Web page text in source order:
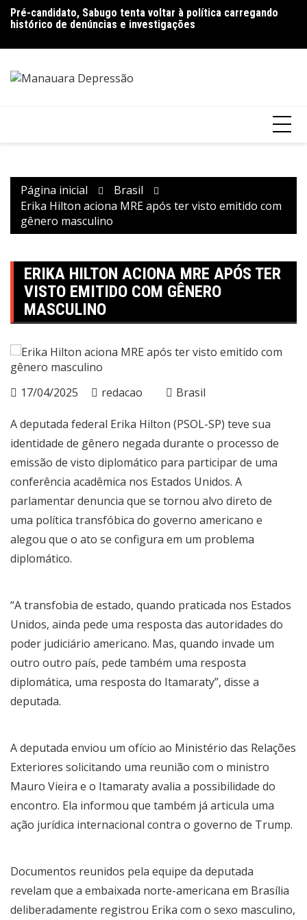
para
conteúdo
Pré-candidato, Sabugo tenta voltar à política carregando
histórico de denúncias e investigações
Bolsonaro pede ao STF para receber os filhos no Dia dos
Pais
Página inicial
Brasil
Erika Hilton aciona MRE após ter visto emitido com
gênero masculino
ERIKA HILTON ACIONA MRE APÓS TER
VISTO EMITIDO COM GÊNERO
MASCULINO
17/04/2025 redacao Brasil
A deputada federal Erika Hilton (PSOL-SP) teve sua
identidade de gênero negada durante o processo de
emissão de visto diplomático para participar de uma
conferência acadêmica nos Estados Unidos. A
parlamentar denuncia que se tornou alvo direto de
uma política transfóbica do governo americano e
alegou que o ato se configura em um problema
diplomático.
“A transfobia de estado, quando praticada nos Estados
Unidos, ainda pede uma resposta das autoridades do
poder judiciário americano. Mas, quando invade um
outro outro país, pede também uma resposta
diplomática, uma resposta do Itamaraty”, disse a
deputada.
A deputada enviou um ofício ao Ministério das Relações
Exteriores solicitando uma reunião com o ministro
Mauro Vieira e o Itamaraty avalia a possibilidade do
encontro. Ela informou que também já articula uma
ação jurídica internacional contra o governo de Trump.
Documentos reunidos pela equipe da deputada
revelam que a embaixada norte-americana em Brasília
deliberadamente registrou Erika com o sexo masculino,